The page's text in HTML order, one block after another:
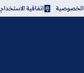
اتفاقية الاستخدام